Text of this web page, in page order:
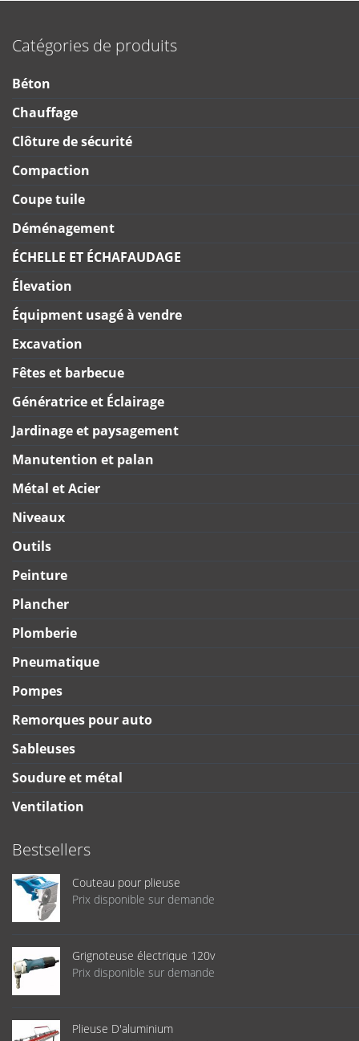
Catégories de produits
Béton
Chauffage
Clôture de sécurité
Compaction
Coupe tuile
Déménagement
ÉCHELLE ET ÉCHAFAUDAGE
Élevation
Équipment usagé à vendre
Excavation
Fêtes et barbecue
Génératrice et Éclairage
Jardinage et paysagement
Manutention et palan
Métal et Acier
Niveaux
Outils
Peinture
Plancher
Plomberie
Pneumatique
Pompes
Remorques pour auto
Sableuses
Soudure et métal
Ventilation
Bestsellers
Couteau pour plieuse
Prix disponible sur demande
Grignoteuse électrique 120v
Prix disponible sur demande
Plieuse D'aluminium